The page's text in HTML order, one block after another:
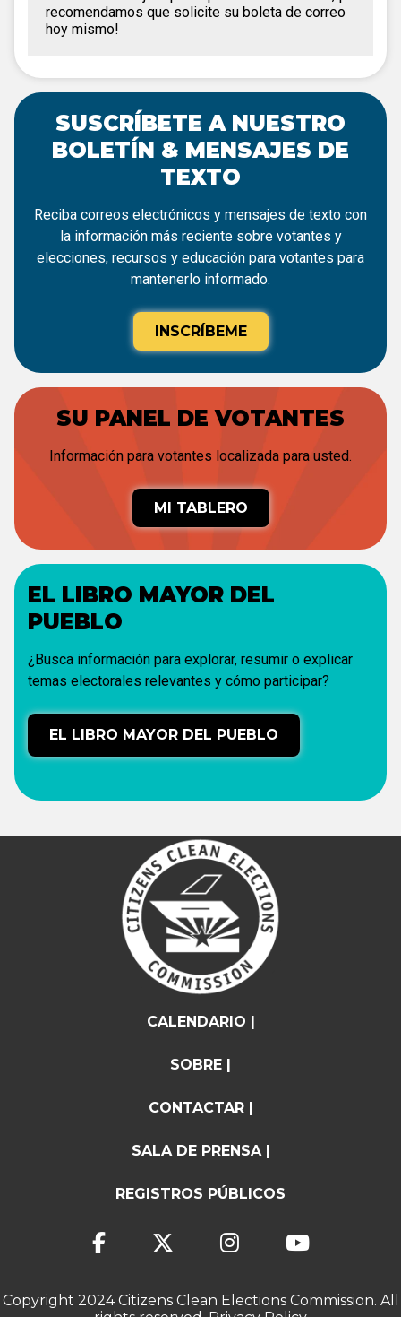
recomendamos que solicite su boleta de correo
hoy mismo!
SUSCRÍBETE A NUESTRO
BOLETÍN & MENSAJES DE
TEXTO
Reciba correos electrónicos y mensajes de texto con
la información más reciente sobre votantes y
elecciones, recursos y educación para votantes para
mantenerlo informado.
INSCRÍBEME
SU PANEL DE VOTANTES
Información para votantes localizada para usted.
MI TABLERO
EL LIBRO MAYOR DEL
PUEBLO
¿Busca información para explorar, resumir o explicar
temas electorales relevantes y cómo participar?
EL LIBRO MAYOR DEL PUEBLO
CALENDARIO |
SOBRE |
CONTACTAR |
SALA DE PRENSA |
REGISTROS PÚBLICOS
Copyright 2024 Citizens Clean Elections Commission. All